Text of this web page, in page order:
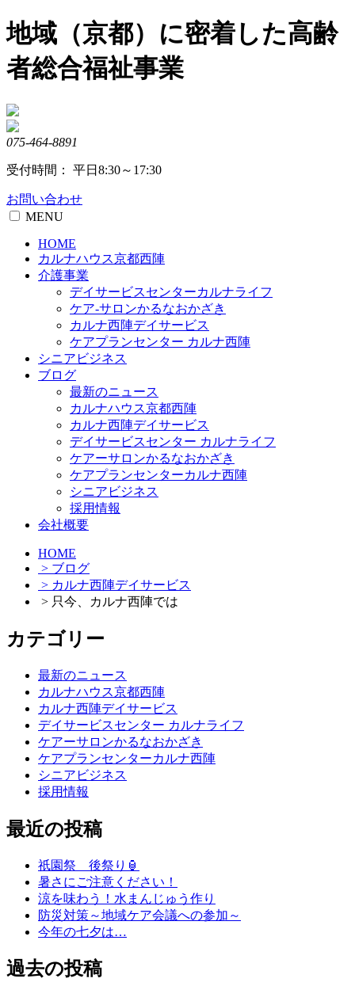
Skip
to
content
地域（京都）に密着した高齢
者総合福祉事業
075-464-8891
受付時間： 平日8:30～17:30
お問い合わせ
MENU
HOME
カルナハウス京都西陣
介護事業
デイサービスセンターカルナライフ
ケア-サロンかるなおかざき
カルナ西陣デイサービス
ケアプランセンター カルナ西陣
シニアビジネス
ブログ
最新のニュース
カルナハウス京都西陣
カルナ西陣デイサービス
デイサービスセンター カルナライフ
ケアーサロンかるなおかざき
ケアプランセンターカルナ西陣
シニアビジネス
採用情報
会社概要
HOME
> ブログ
> カルナ西陣デイサービス
> 只今、カルナ西陣では
カテゴリー
最新のニュース
カルナハウス京都西陣
カルナ西陣デイサービス
デイサービスセンター カルナライフ
ケアーサロンかるなおかざき
ケアプランセンターカルナ西陣
シニアビジネス
採用情報
最近の投稿
祇園祭 後祭り🏮
暑さにご注意ください！
涼を味わう！水まんじゅう作り
防災対策～地域ケア会議への参加～
今年の七夕は…
過去の投稿